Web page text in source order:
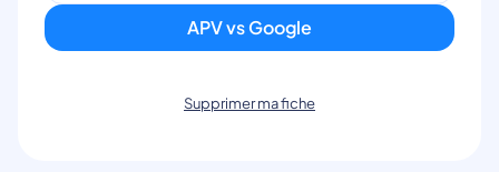
APV vs Google
Supprimer ma fiche